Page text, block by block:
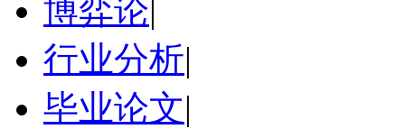
博弈论|
行业分析|
毕业论文|